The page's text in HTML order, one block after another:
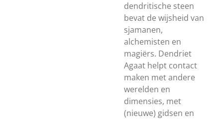
dendritische steen
bevat de wijsheid van
sjamanen,
alchemisten en
magiërs. Dendriet
Agaat helpt contact
maken met andere
werelden en
dimensies, met
(nieuwe) gidsen en